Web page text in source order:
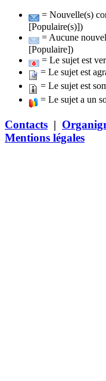
= Nouvelle(s)
[Populaire(s)])
= Aucune
[Populaire])
= Le sujet est
= Le sujet est
= Le sujet est
= Le sujet a un
Contacts |
Mentions légales